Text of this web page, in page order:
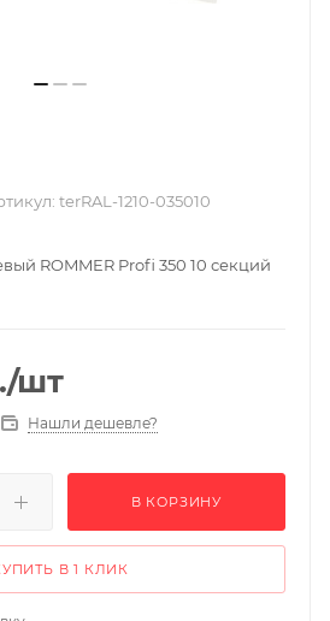
terRAL-1210-035010
ROMMER Profi 350 10 секций
/шт
Нашли дешевле?
В КОРЗИНУ
В 1 КЛИК